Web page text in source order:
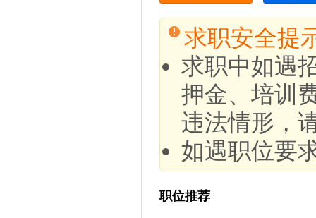
求职安全提
求职中如遇
押金、培训
违法情形，
如遇职位要
职位推荐